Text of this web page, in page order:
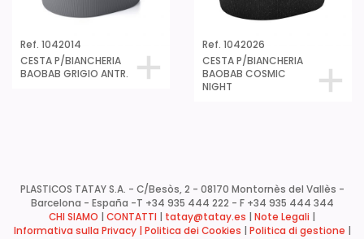
Ref. 1042014
CESTA P/BIANCHERIA
BAOBAB GRIGIO ANTR.
Ref. 1042026
CESTA P/BIANCHERIA
BAOBAB COSMIC
NIGHT
PLASTICOS TATAY S.A. - C/Besòs, 2 - 08170 Montornès del Vallès -
Barcelona - España -T +34 935 444 222 - F +34 935 444 344
CHI SIAMO
CONTATTI tatay@tatay.es Note Legali
Informativa sulla Privacy | Politica dei Cookies Politica di gestione